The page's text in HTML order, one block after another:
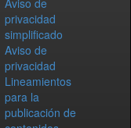
Aviso de
privacidad
simplificado
Aviso de
privacidad
Lineamientos
para la
publicación de